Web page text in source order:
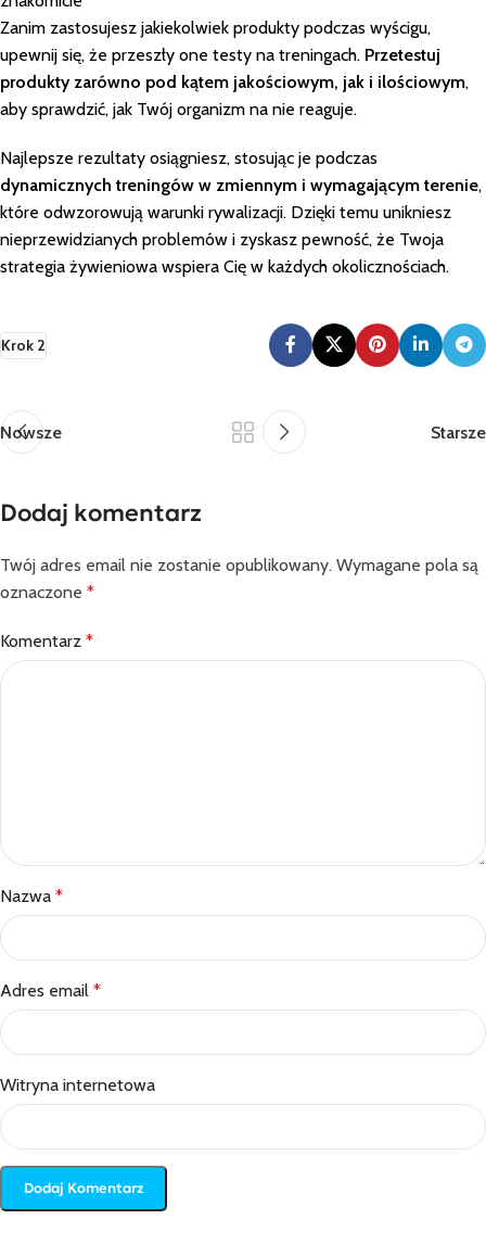
Zanim zastosujesz jakiekolwiek produkty podczas wyścigu,
upewnij się, że przeszły one testy na treningach. Przetestuj
produkty zarówno pod kątem jakościowym, jak i ilościowym,
aby sprawdzić, jak Twój organizm na nie reaguje.
Najlepsze rezultaty osiągniesz, stosując je podczas
dynamicznych treningów w zmiennym i wymagającym terenie,
które odwzorowują warunki rywalizacji. Dzięki temu unikniesz
nieprzewidzianych problemów i zyskasz pewność, że Twoja
strategia żywieniowa wspiera Cię w każdych okolicznościach.
Krok 2
Nowsze Starsze
Dodaj komentarz
Twój adres email nie zostanie opublikowany. Wymagane pola są
oznaczone *
Komentarz *
Nazwa *
Adres email *
Witryna internetowa